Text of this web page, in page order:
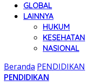
GLOBAL
LAINNYA
HUKUM
KESEHATAN
NASIONAL
Beranda PENDIDIKAN
PENDIDIKAN